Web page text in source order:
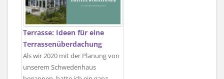
Terrasse: Ideen für eine
Terrassenüberdachung
Als wir 2020 mit der Planung von
unserem Schwedenhaus